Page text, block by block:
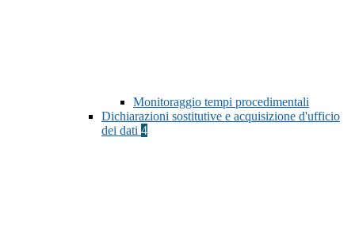
Monitoraggio tempi procedimentali
Dichiarazioni sostitutive e acquisizione d'ufficio
dei dati 4